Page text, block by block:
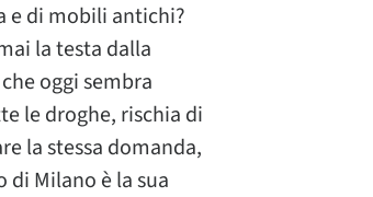
e di mobili antichi?
la testa dalla
oggi sembra
le droghe, rischia di
la stessa domanda,
di Milano è la sua